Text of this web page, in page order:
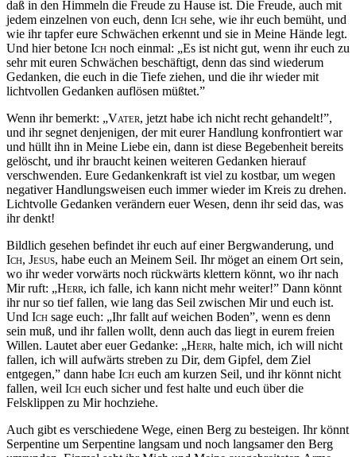
daß in den Himmeln die Freude zu Hause ist. Die Freude, auch mit
jedem einzelnen von euch, denn Ich sehe, wie ihr euch bemüht, und
wie ihr tapfer eure Schwächen erkennt und sie in Meine Hände legt.
Und hier betone Ich noch einmal: „Es ist nicht gut, wenn ihr euch zu
sehr mit euren Schwächen beschäftigt, denn das sind wiederum
Gedanken, die euch in die Tiefe ziehen, und die ihr wieder mit
lichtvollen Gedanken auflösen müßtet.”
Wenn ihr bemerkt: „Vater, jetzt habe ich nicht recht gehandelt!”,
und ihr segnet denjenigen, der mit eurer Handlung konfrontiert war
und hüllt ihn in Meine Liebe ein, dann ist diese Begebenheit bereits
gelöscht, und ihr braucht keinen weiteren Gedanken hierauf
verschwenden. Eure Gedankenkraft ist viel zu kostbar, um wegen
negativer Handlungsweisen euch immer wieder im Kreis zu drehen.
Lichtvolle Gedanken verändern euer Wesen, denn ihr seid das, was
ihr denkt!
Bildlich gesehen befindet ihr euch auf einer Bergwanderung, und
Ich, Jesus, habe euch an Meinem Seil. Ihr möget an einem Ort sein,
wo ihr weder vorwärts noch rückwärts klettern könnt, wo ihr nach
Mir ruft: „Herr, ich falle, ich kann nicht mehr weiter!” Dann könnt
ihr nur so tief fallen, wie lang das Seil zwischen Mir und euch ist.
Und Ich sage euch: „Ihr fallt auf weichen Boden”, wenn es denn
sein muß, und ihr fallen wollt, denn auch das liegt in eurem freien
Willen. Lautet aber euer Gedanke: „Herr, halte mich, ich will nicht
fallen, ich will aufwärts streben zu Dir, dem Gipfel, dem Ziel
entgegen,” dann habe Ich euch am kurzen Seil, und ihr könnt nicht
fallen, weil Ich euch sicher und fest halte und euch über die
Felsklippen zu Mir hochziehe.
Auch gibt es verschiedene Wege, einen Berg zu besteigen. Ihr könnt
Serpentine um Serpentine langsam und noch langsamer den Berg